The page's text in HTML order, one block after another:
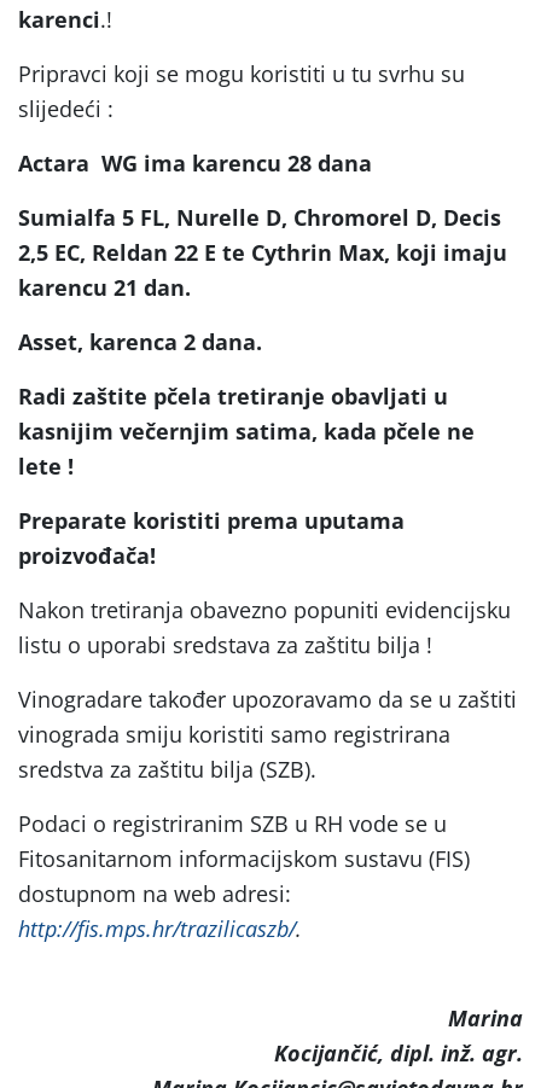
karenci.!
Pripravci koji se mogu koristiti u tu svrhu su
slijedeći :
Actara WG ima karencu 28 dana
Sumialfa 5 FL, Nurelle D, Chromorel D, Decis
2,5 EC, Reldan 22 E te Cythrin Max, koji imaju
karencu 21 dan.
Asset, karenca 2 dana.
Radi zaštite pčela tretiranje obavljati u
kasnijim večernjim satima, kada pčele ne
lete !
Preparate koristiti prema uputama
proizvođača!
Nakon tretiranja obavezno popuniti evidencijsku
listu o uporabi sredstava za zaštitu bilja !
Vinogradare također upozoravamo da se u zaštiti
vinograda smiju koristiti samo registrirana
sredstva za zaštitu bilja (SZB).
Podaci o registriranim SZB u RH vode se u
Fitosanitarnom informacijskom sustavu (FIS)
dostupnom na web adresi:
http://fis.mps.hr/trazilicaszb/.
Marina
Kocijančić, dipl. inž. agr.